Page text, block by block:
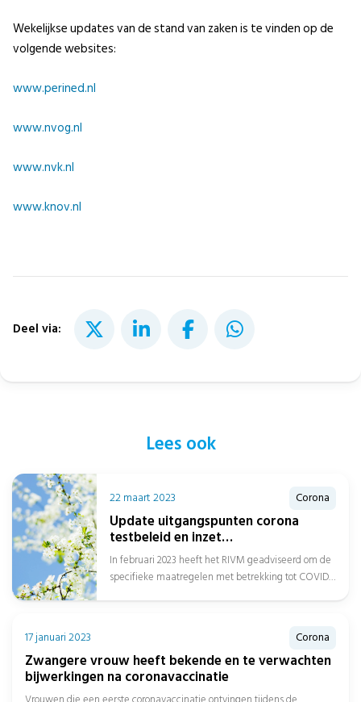
Wekelijkse updates van de stand van zaken is te vinden op de
volgende websites:
www.perined.nl
www.nvog.nl
www.nvk.nl
www.knov.nl
Deel via:
Lees ook
22 maart 2023 Corona
Update uitgangspunten corona
testbeleid en inzet
zorgmedewerkers buiten het
ziekenhuis
In februari 2023 heeft het RIVM geadviseerd om de
specifieke maatregelen met betrekking tot COVID-
17 januari 2023 Corona
Zwangere vrouw heeft bekende en te verwachten
bijwerkingen na coronavaccinatie